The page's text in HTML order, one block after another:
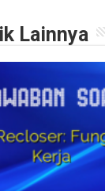
Lainnya